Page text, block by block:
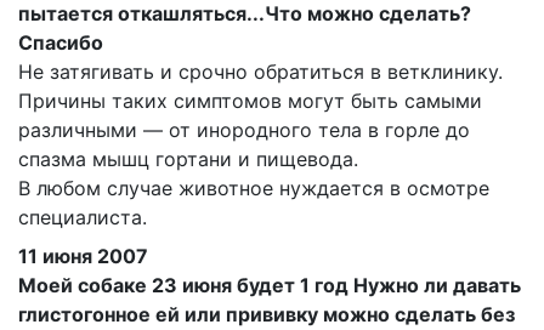
пытается откашляться...Что можно сделать?
Спасибо
Не затягивать и срочно обратиться в ветклинику.
Причины таких симптомов могут быть самыми
различными — от инородного тела в горле до
спазма мышц гортани и пищевода.
В любом случае животное нуждается в осмотре
специалиста.
11 июня 2007
Моей собаке 23 июня будет 1 год Нужно ли давать
глистогонное ей или прививку можно сделать без